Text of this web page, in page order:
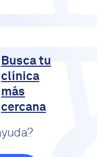
Busca tu
clínica
más
cercana